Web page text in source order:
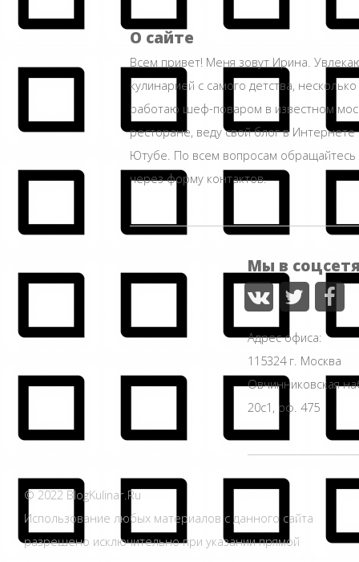
О сайте
Всем привет! Меня зовут Ирина.
кулинарией с самого детства,
работаю шеф-поваром в известном
ресторане, веду свой блог в Интернете
Ютубе. По всем вопросам
через форму контактов.
Мы в
Адрес офиса:
115324 г. Москва
Овчинниковская
20с1, оф. 475
© 2022 BlogKulinar.Ru
Использование любых материалов с данного сайта
разрешено исключительно при указании прямой